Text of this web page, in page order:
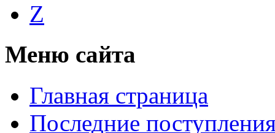
Z
Меню сайта
Главная страница
Последние